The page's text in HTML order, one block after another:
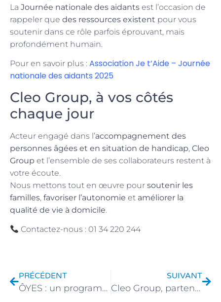
La Journée nationale des aidants est l’occasion de
rappeler que des ressources existent pour vous
soutenir dans ce rôle parfois éprouvant, mais
profondément humain.
Pour en savoir plus : Association Je t’Aide – Journée
nationale des aidants 2025
Cleo Group, à vos côtés
chaque jour
Acteur engagé dans l’accompagnement des
personnes âgées et en situation de handicap, Cleo
Group et l’ensemble de ses collaborateurs restent à
votre écoute.
Nous mettons tout en œuvre pour soutenir les
familles, favoriser l’autonomie et améliorer la
qualité de vie à domicile.
Contactez-nous : 01 34 220 244
PRÉCÉDENT
ÔYES : un programme innovant et solidaire au service de nos aînés !
SUIVANT
Cleo Group, partenaire de l’EHPAD Korian Montfrais à Franconville (95)